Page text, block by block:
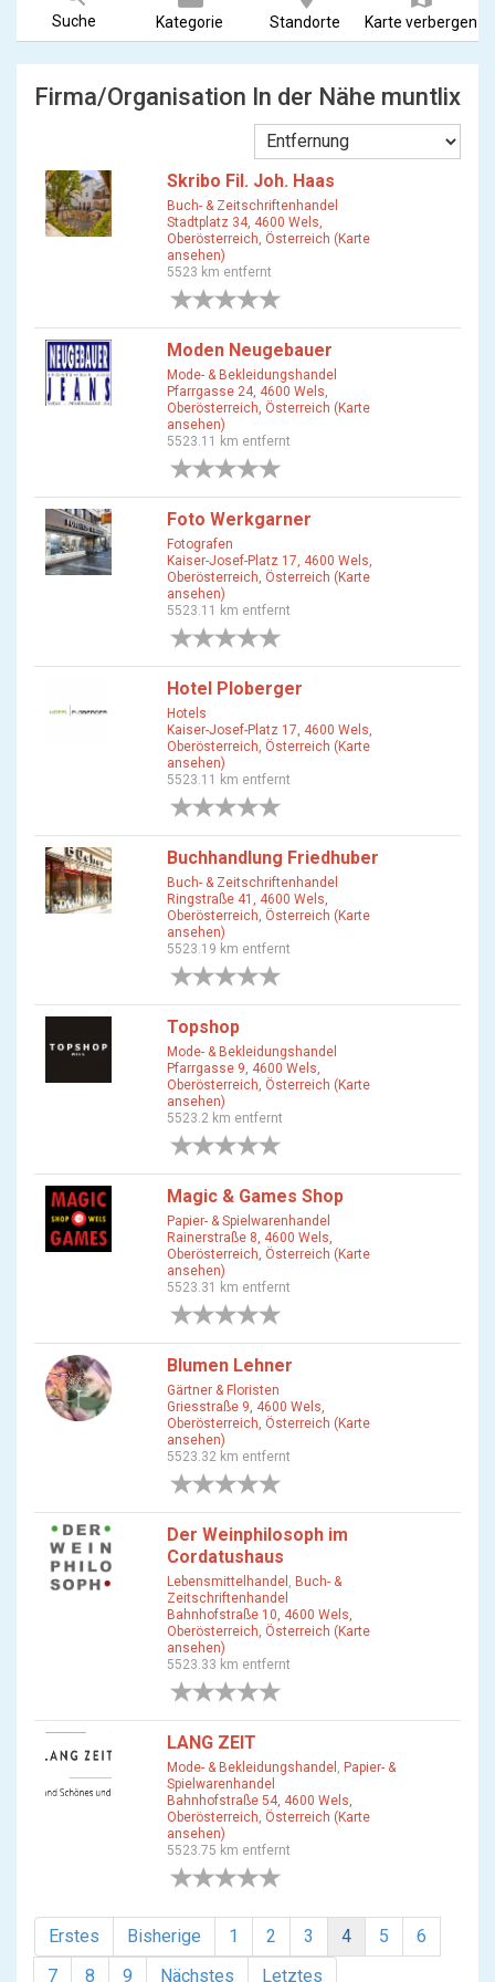
Suche Kategorie Standorte Karte verbergen
Firma/Organisation In der Nähe muntlix
Skribo Fil. Joh. Haas
Buch- & Zeitschriftenhandel
Stadtplatz 34, 4600 Wels,
Oberösterreich, Österreich (Karte
ansehen)
5523 km entfernt
Moden Neugebauer
Mode- & Bekleidungshandel
Pfarrgasse 24, 4600 Wels,
Oberösterreich, Österreich (Karte
ansehen)
5523.11 km entfernt
Foto Werkgarner
Fotografen
Kaiser-Josef-Platz 17, 4600 Wels,
Oberösterreich, Österreich (Karte
ansehen)
5523.11 km entfernt
Hotel Ploberger
Hotels
Kaiser-Josef-Platz 17, 4600 Wels,
Oberösterreich, Österreich (Karte
ansehen)
5523.11 km entfernt
Buchhandlung Friedhuber
Buch- & Zeitschriftenhandel
Ringstraße 41, 4600 Wels,
Oberösterreich, Österreich (Karte
ansehen)
5523.19 km entfernt
Topshop
Mode- & Bekleidungshandel
Pfarrgasse 9, 4600 Wels,
Oberösterreich, Österreich (Karte
ansehen)
5523.2 km entfernt
Magic & Games Shop
Papier- & Spielwarenhandel
Rainerstraße 8, 4600 Wels,
Oberösterreich, Österreich (Karte
ansehen)
5523.31 km entfernt
Blumen Lehner
Gärtner & Floristen
Griesstraße 9, 4600 Wels,
Oberösterreich, Österreich (Karte
ansehen)
5523.32 km entfernt
Der Weinphilosoph im
Cordatushaus
Lebensmittelhandel , Buch- &
Zeitschriftenhandel
Bahnhofstraße 10, 4600 Wels,
Oberösterreich, Österreich (Karte
ansehen)
5523.33 km entfernt
LANG ZEIT
Mode- & Bekleidungshandel , Papier- &
Spielwarenhandel
Bahnhofstraße 54, 4600 Wels,
Oberösterreich, Österreich (Karte
ansehen)
5523.75 km entfernt
Erstes Bisherige 1 2 3 4 5
6
7
8 9 Nächstes Letztes